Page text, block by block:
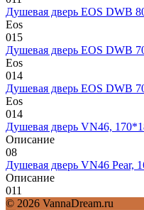
Душевая дверь EOS DWB
Eos
015
Душевая дверь EOS DWB
Eos
014
Душевая дверь EOS DWB
Eos
014
Душевая дверь VN46,
Описание
08
Душевая дверь VN46 Pear,
Описание
011
© 2026 VannaDream.ru